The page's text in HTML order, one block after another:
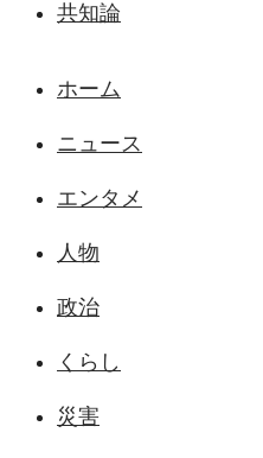
共知論
ホーム
ニュース
エンタメ
人物
政治
くらし
災害